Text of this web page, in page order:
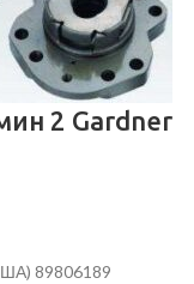
2 Gardner
89806189